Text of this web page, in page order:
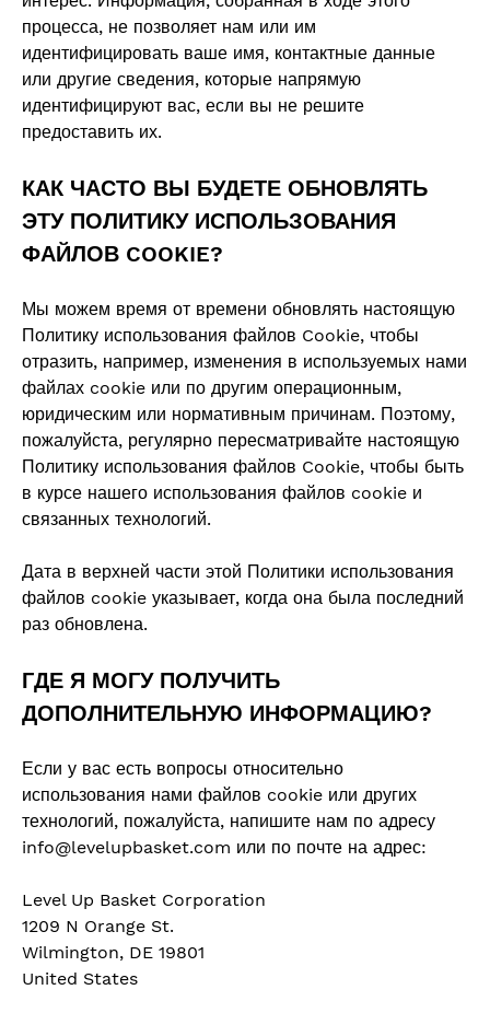
процесса, не позволяет нам или им
идентифицировать ваше имя, контактные данные
или другие сведения, которые напрямую
идентифицируют вас, если вы не решите
предоставить их.
КАК ЧАСТО ВЫ БУДЕТЕ ОБНОВЛЯТЬ
ЭТУ ПОЛИТИКУ ИСПОЛЬЗОВАНИЯ
ФАЙЛОВ COOKIE?
Мы можем время от времени обновлять настоящую
Политику использования файлов Cookie, чтобы
отразить, например, изменения в используемых нами
файлах cookie или по другим операционным,
юридическим или нормативным причинам. Поэтому,
пожалуйста, регулярно пересматривайте настоящую
Политику использования файлов Cookie, чтобы быть
в курсе нашего использования файлов cookie и
связанных технологий.
Дата в верхней части этой Политики использования
файлов cookie указывает, когда она была последний
раз обновлена.
ГДЕ Я МОГУ ПОЛУЧИТЬ
ДОПОЛНИТЕЛЬНУЮ ИНФОРМАЦИЮ?
Если у вас есть вопросы относительно
использования нами файлов cookie или других
технологий, пожалуйста, напишите нам по адресу
info@levelupbasket.com или по почте на адрес:
Level Up Basket Corporation
1209 N Orange St.
Wilmington, DE 19801
United States